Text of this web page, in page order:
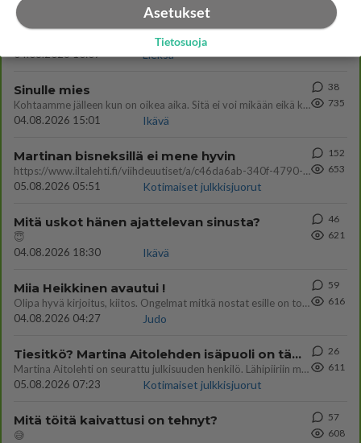
2 km on nykyään liian pitkä koulumatka
04.08.2026 10:07
Lieksa
55
Sinulle mies
Kohtaamme jälleen kun on oikea aika. Sitä ei voi mikään eikä kukaan estää <3 <3
04.08.2026 15:01
Ikävä
38
735
Martinan bisneksillä ei mene hyvin
https://www.iltalehti.fi/viihdeuutiset/a/c46da6ab-340f-4790-aaa7-0865eed2336 Yrityksen konkurssihakemus on tullut kärä
05.08.2026 05:51
Kotimaiset julkkisjuorut
152
653
Mitä uskot hänen ajattelevan sinusta?
😇
04.08.2026 18:30
Ikävä
46
621
Miia Heikkinen avautui !
Olipa hyvä kirjoitus, kiitos. Ongelmat mitkä nostat esille on todellisia ja tämä ylimielisyys totta ja se näkyy kaikessa
04.08.2026 04:27
Judo
59
616
Tiesitkö? Martina Aitolehden isäpuoli on tämä suosittu laulaja
Martina Aitolehti on seurattu julkisuuden henkilö. Lähipiiriin mahtuu muitakin tunnettuja henkilöitä. Tiesitkö, että Ma
05.08.2026 07:23
Kotimaiset julkkisjuorut
26
611
Mitä töitä kaivattusi on tehnyt?
😅
57
608
Asetukset
Tietosuoja